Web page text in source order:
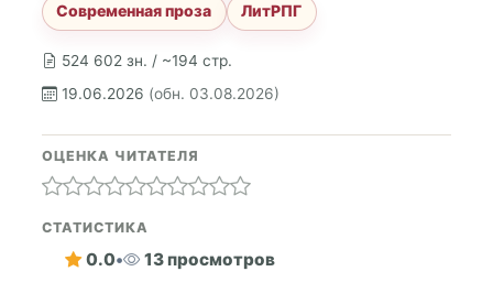
524 602 зн. / ~194 стр.
19.06.2026 (обн. 03.08.2026)
Современная проза
ЛитРПГ
ОЦЕНКА ЧИТАТЕЛЯ
СТАТИСТИКА
0.0• 13 просмотров